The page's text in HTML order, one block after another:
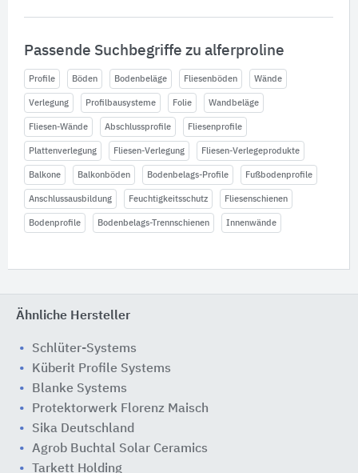
Passende Suchbegriffe zu alferproline
Profile Böden Bodenbeläge Fliesenböden Wände
Verlegung Profilbausysteme Folie Wandbeläge
Fliesen-Wände Abschlussprofile Fliesenprofile
Plattenverlegung Fliesen-Verlegung Fliesen-Verlegeprodukte
Balkone Balkonböden Bodenbelags-Profile Fußbodenprofile
Anschlussausbildung Feuchtigkeitsschutz Fliesenschienen
Bodenprofile Bodenbelags-Trennschienen Innenwände
Ähnliche Hersteller
Schlüter-Systems
Küberit Profile Systems
Blanke Systems
Protektorwerk Florenz Maisch
Sika Deutschland
Agrob Buchtal Solar Ceramics
Tarkett Holding